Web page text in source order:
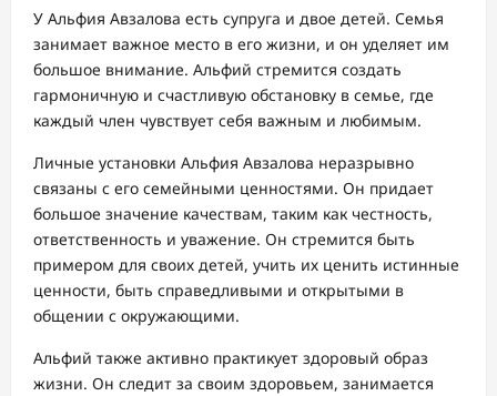
У Альфия Авзалова есть супруга и двое детей. Семья
занимает важное место в его жизни, и он уделяет им
большое внимание. Альфий стремится создать
гармоничную и счастливую обстановку в семье, где
каждый член чувствует себя важным и любимым.
Личные установки Альфия Авзалова неразрывно
связаны с его семейными ценностями. Он придает
большое значение качествам, таким как честность,
ответственность и уважение. Он стремится быть
примером для своих детей, учить их ценить истинные
ценности, быть справедливыми и открытыми в
общении с окружающими.
Альфий также активно практикует здоровый образ
жизни. Он следит за своим здоровьем, занимается